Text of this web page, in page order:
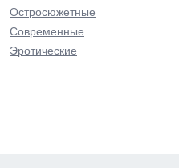
Остросюжетные
Современные
Эротические